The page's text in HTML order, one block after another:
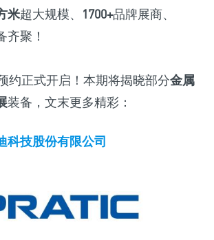
米超大规模、 1700+品牌展商、
齐聚！
约正式开启！本期将揭晓部分金属
装备，文末更多精彩：
科技股份有限公司